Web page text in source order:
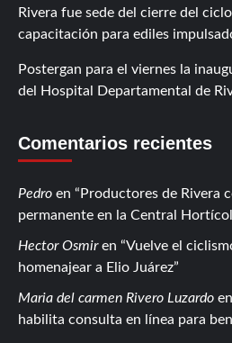
Rivera fue sede del cierre del
capacitación para ediles
Postergan para el viernes la
del Hospital Departamental de
Comentarios recientes
Pedro en
Productores de Rivera
permanente en la Central
Hector Osmiren
Vuelve el
homenajear a Elio Juárez
Maria del carmen Rivero Luzardo en
habilita consulta en línea para